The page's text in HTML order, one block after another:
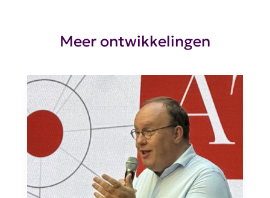
Meer ontwikkelingen